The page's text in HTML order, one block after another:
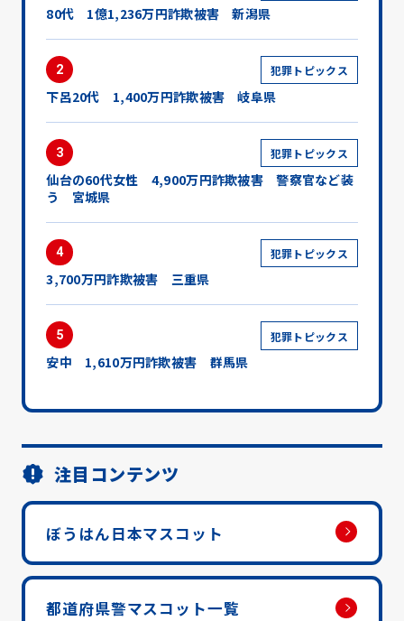
80代 1億1,236万円詐欺被害 新潟県
2 犯罪トピックス
下呂20代 1,400万円詐欺被害 岐阜県
3 犯罪トピックス
仙台の60代女性 4,900万円詐欺被害 警察官など装
う 宮城県
4 犯罪トピックス
3,700万円詐欺被害 三重県
5 犯罪トピックス
安中 1,610万円詐欺被害 群馬県
注目コンテンツ
ぼうはん日本マスコット
都道府県警マスコット一覧